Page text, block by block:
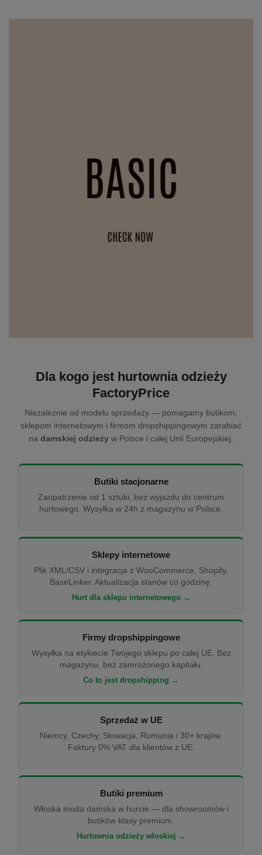
Dla kogo jest hurtownia odzieży
FactoryPrice
Niezależnie od modelu sprzedaży — pomagamy butikom,
sklepom internetowym i firmom dropshippingowym zarabiać
na damskiej odzieży w Polsce i całej Unii Europejskiej.
Butiki stacjonarne
Zaopatrzenie od 1 sztuki, bez wyjazdu do centrum
hurtowego. Wysyłka w 24h z magazynu w Polsce.
Sklepy internetowe
Plik XML/CSV i integracja z WooCommerce, Shopify,
BaseLinker. Aktualizacja stanów co godzinę.
Hurt dla sklepu internetowego →
Firmy dropshippingowe
Wysyłka na etykiecie Twojego sklepu po całej UE. Bez
magazynu, bez zamrożonego kapitału.
Co to jest dropshipping →
Sprzedaż w UE
Niemcy, Czechy, Słowacja, Rumunia i 30+ krajów.
Faktury 0% VAT dla klientów z UE.
Butiki premium
Włoska moda damska w hurcie — dla showroomów i
butików klasy premium.
Hurtownia odzieży włoskiej →